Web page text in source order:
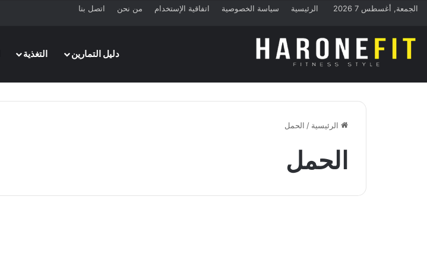
الجمعة, أغسطس 7 2026 الرئيسية سياسة الخصوصية اتفاقية الإستخدام من نحن اتصل بنا
دليل التمارين
التغذية
الرئيسية / الحمل
الحمل